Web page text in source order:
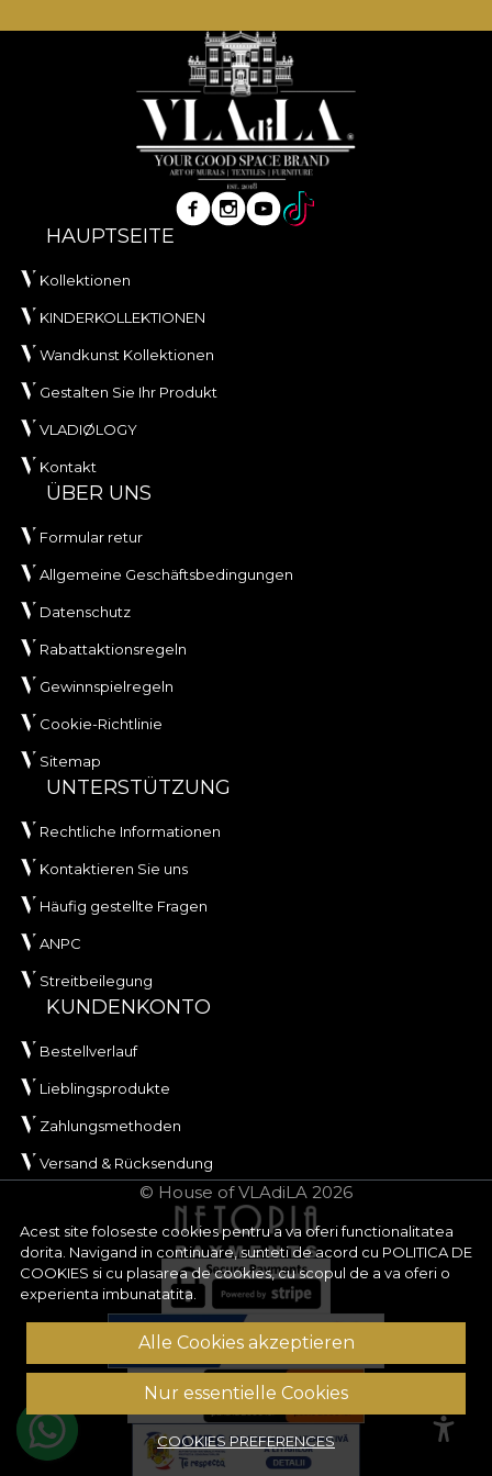
Acest site foloseste cookies pentru a va oferi functionalitatea
dorita. Navigand in continuare, sunteti de acord cu POLITICA DE
COOKIES si cu plasarea de cookies, cu scopul de a va oferi o
experienta imbunatatita.
Alle Cookies akzeptieren
Nur essentielle Cookies
COOKIES PREFERENCES
HAUPTSEITE
Kollektionen
KINDERKOLLEKTIONEN
Wandkunst Kollektionen
Gestalten Sie Ihr Produkt
VLADIØLOGY
Kontakt
ÜBER UNS
Formular retur
Allgemeine Geschäftsbedingungen
Datenschutz
Rabattaktionsregeln
Gewinnspielregeln
Cookie-Richtlinie
Sitemap
UNTERSTÜTZUNG
Rechtliche Informationen
Kontaktieren Sie uns
Häufig gestellte Fragen
ANPC
Streitbeilegung
KUNDENKONTO
Bestellverlauf
Lieblingsprodukte
Zahlungsmethoden
Versand & Rücksendung
© House of VLAdiLA 2026